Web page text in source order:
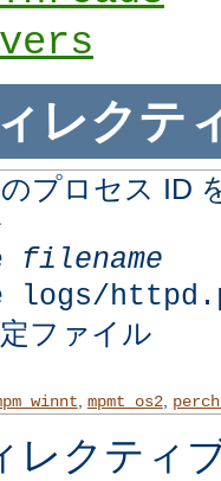
レクテ
プロセス ID
filename
logs/
ファイル
mpmt_os2,
レクティ